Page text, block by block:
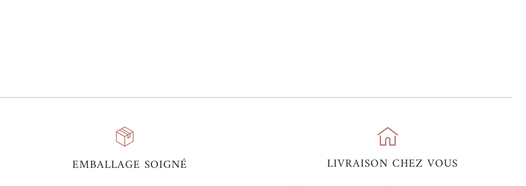
EMBALLAGE SOIGNÉ LIVRAISON CHEZ VOUS